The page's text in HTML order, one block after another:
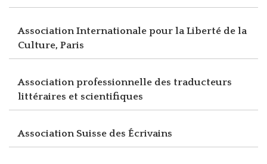
Association Internationale pour la Liberté de la
Culture, Paris
Association professionnelle des traducteurs
littéraires et scientifiques
Association Suisse des Écrivains